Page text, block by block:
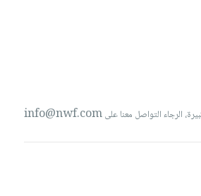
الرجاء التواصل معنا علىinfo@nwf.com